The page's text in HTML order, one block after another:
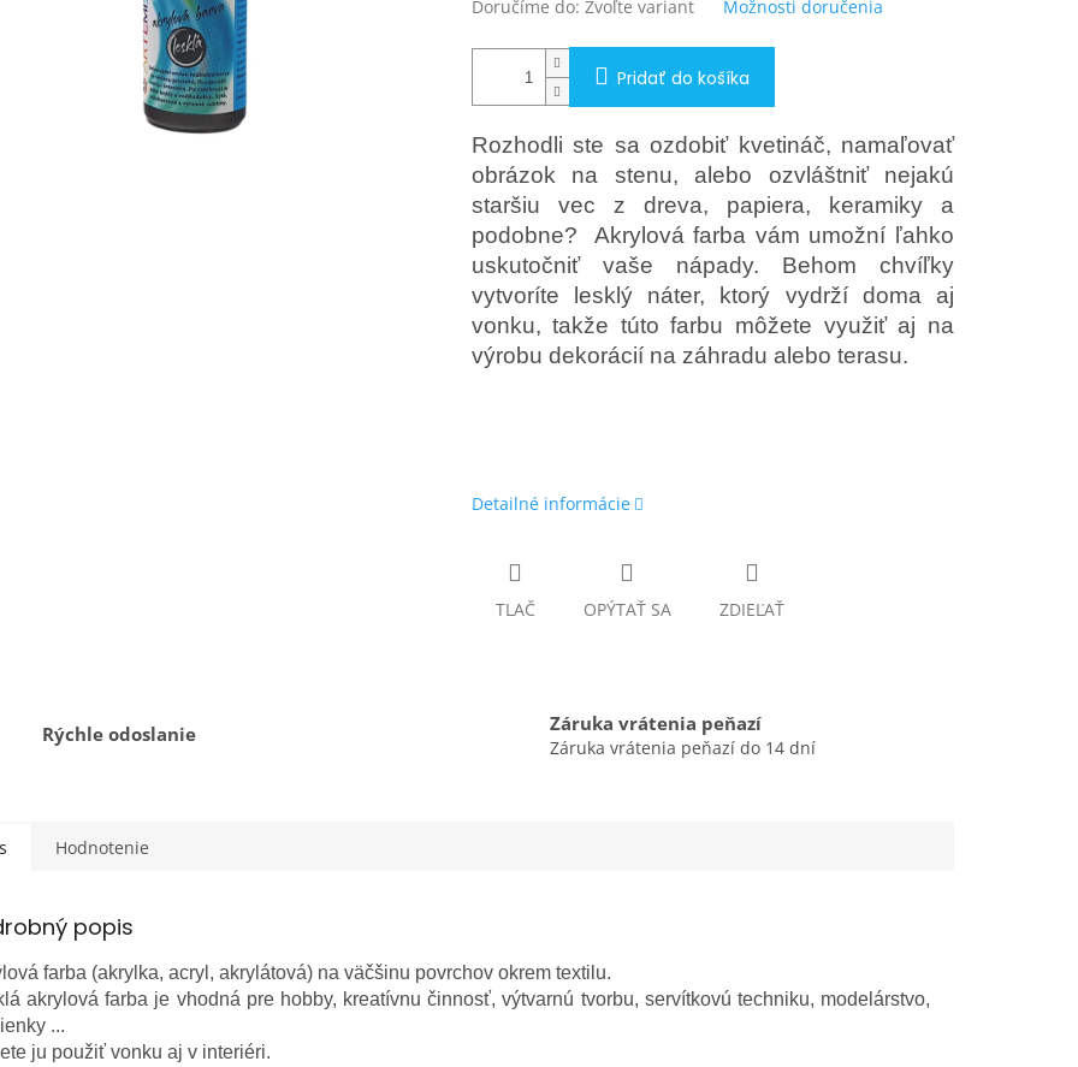
Doručíme do: Zvoľte variant Možnosti doručenia
Pridať do košíka
Rozhodli ste sa ozdobiť kvetináč, namaľovať
obrázok na stenu, alebo ozvláštniť nejakú
staršiu vec z dreva, papiera, keramiky a
podobne? Akrylová farba vám umožní ľahko
uskutočniť vaše nápady. Behom chvíľky
vytvoríte lesklý náter, ktorý vydrží doma aj
vonku, takže túto farbu môžete využiť aj na
výrobu dekorácií na záhradu alebo terasu.
Detailné informácie
TLAČ OPÝTAŤ SA ZDIEĽAŤ
Rýchle odoslanie Záruka vrátenia peňazí
Záruka vrátenia peňazí do 14 dní
Hodnotenie
popis
farba (akrylka, acryl, akrylátová) na väčšinu povrchov okrem textilu.
akrylová farba je vhodná pre hobby, kreatívnu činnosť, výtvarnú tvorbu, servítkovú techniku, modelárstvo,
...
ju použiť vonku aj v interiéri.